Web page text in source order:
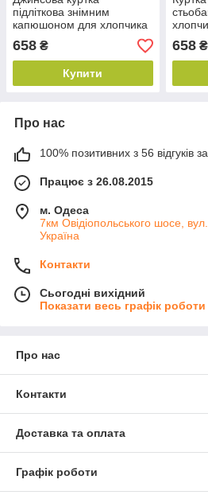
підліткова знімним
капюшоном для хлопчика
1-5 років, колір блакитний
658 ₴
Купити
жовтий
658₴
Про нас
100% позитивних з 56 відгуків за
Працює з 26.08.2015
м. Одеса
7км Овідіопольського шосе,
Україна
Контакти
Сьогодні вихідний
Показати весь графік роботи
Про нас
Контакти
Доставка та оплата
Графік роботи